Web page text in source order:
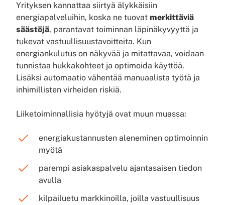
Yrityksen kannattaa siirtyä älykkäisiin
energiapalveluihin, koska ne tuovat merkittäviä
säästöjä, parantavat toiminnan läpinäkyvyyttä ja
tukevat vastuullisuustavoitteita. Kun
energiankulutus on näkyvää ja mitattavaa, voidaan
tunnistaa hukkakohteet ja optimoida käyttöä.
Lisäksi automaatio vähentää manuaalista työtä ja
inhimillisten virheiden riskiä.
Liiketoiminnallisia hyötyjä ovat muun muassa:
energiakustannusten aleneminen optimoinnin
myötä
parempi asiakaspalvelu ajantasaisen tiedon
avulla
kilpailuetu markkinoilla, joilla vastuullisuus